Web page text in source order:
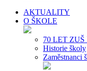
AKTUALITY
O ŠKOLE
70 LET
Historie školy
Zaměstnanci